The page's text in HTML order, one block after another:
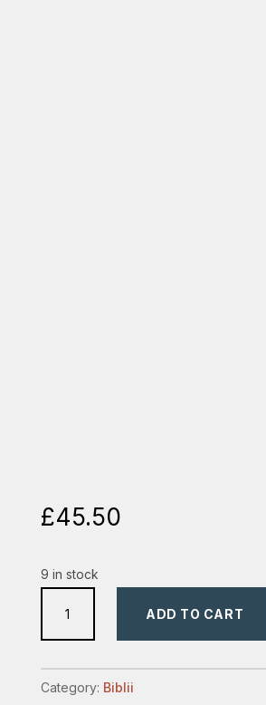
£45.50
9 in stock
mare
fermoar
quantity
ADD TO CART
Category: Biblii